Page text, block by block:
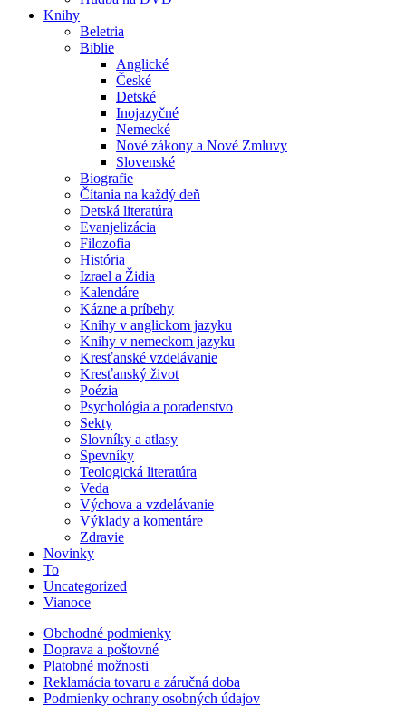
Knihy
Beletria
Biblie
Anglické
České
Detské
Inojazyčné
Nemecké
Nové zákony a Nové Zmluvy
Slovenské
Biografie
Čítania na každý deň
Detská literatúra
Evanjelizácia
Filozofia
História
Izrael a Židia
Kalendáre
Kázne a príbehy
Knihy v anglickom jazyku
Knihy v nemeckom jazyku
Kresťanské vzdelávanie
Kresťanský život
Poézia
Psychológia a poradenstvo
Sekty
Slovníky a atlasy
Spevníky
Teologická literatúra
Veda
Výchova a vzdelávanie
Výklady a komentáre
Zdravie
Novinky
To
Uncategorized
Vianoce
Obchodné podmienky
Doprava a poštovné
Platobné možnosti
Reklamácia tovaru a záručná doba
Podmienky ochrany osobných údajov